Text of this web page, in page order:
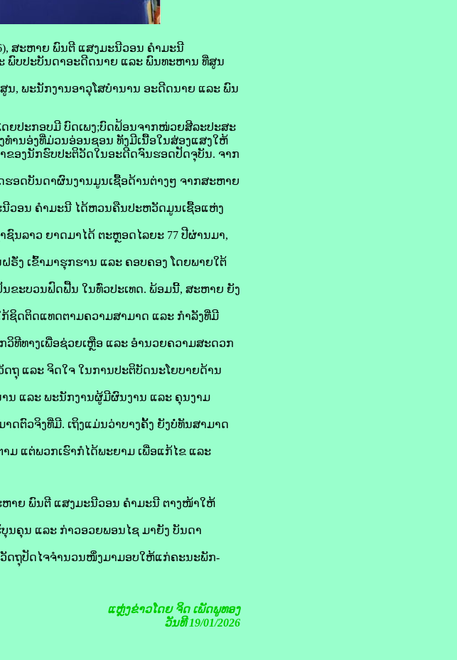
ສະຫາຍ ພົນຕີ ແສງມະນີວອນ ຄຳມະນີ
ພົບປະບັນດາອະດີດນາຍ ແລະ ພົນທະຫານ ທີ່ສູນ
ນ, ພະນັກງານອາວຸໂສບຳນານ ອະດີດນາຍ ແລະ ພົນ
ຍປະກອບມີ ບົດເພງ;ບົດຟ້ອນຈາກໜ່ວຍສີລະປະສະ
ຳນອ່ງທີ່ມ່ວນອ່ອນຊອນ ທັງມີເນື້ອໃນສ່ອງແສງໃຫ້
ຂອງນັກຮົບປະຕິວັດໃນອະດີດຈົນຮອດປັດຈຸບັນ. ຈາກ
ອດບັນດາຜົນງານມູນເຊື້ອດ້ານຕ່າງໆ ຈາກສະຫາຍ
ນີວອນ ຄຳມະນີ ໄດ້ຫວນຄືນປະຫວັດມູນເຊື້ອແຫ່ງ
ນລາວ ຍາດມາໄດ້ ຕະຫຼອດໄລຍະ 77 ປີຜ່ານມາ,
ຣັ່ງ ເຂົ້າມາຮຸກຮານ ແລະ ຄອບຄອງ ໂດຍພາຍໃຕ້
ຂະບວນຟົດຟື້ນ ໃນທົ່ວປະເທດ. ພ້ອມນີ້, ສະຫາຍ ຍັງ
ກ້ຊິດຕິດແທດຕາມຄວາມສາມາດ ແລະ ກໍາລັງທີ່ມີ
ທີທາງເພື່ອຊ່ວຍເຫຼືອ ແລະ ອໍານວຍຄວາມສະດວກ
ດຖຸ ແລະ ຈິດໃຈ ໃນການປະຕິບັດນະໂຍບາຍດ້ານ
ນ ແລະ ພະນັກງານຜູ້ມີຜົນງານ ແລະ ຄຸນງາມ
ຕົວຈິງທີ່ມີ. ເຖິງແມ່ນວ່າບາງຄັ້ງ ຍັງບໍ່ທັນສາມາດ
ມ ແຕ່ພວກເຮົາກໍໄດ້ພະຍາມ ເພື່ອແກ້ໄຂ ແລະ
ຫາຍ ພົນຕີ ແສງມະນີວອນ ຄຳມະນີ ຕາງໜ້າໃຫ້
ນຄຸນ ແລະ ກ່າວອວຍພອນໄຊ ມາຍັງ ບັນດາ
ວັດຖຸປັດໄຈຈຳນວນໜຶ່ງມາມອບໃຫ້ແກ່ຄະນະພັກ-
ແຫຼ່ງຂ່າວໂດຍ ຈິດ ເພັດພູທອງ
ວັນທີ 19/01/2026